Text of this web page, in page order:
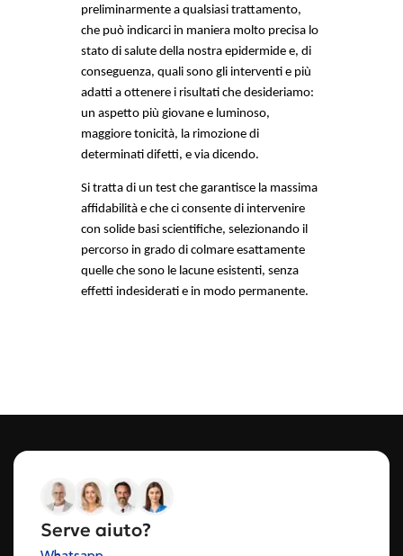
preliminarmente a qualsiasi trattamento,
che può indicarci in maniera molto precisa lo
stato di salute della nostra epidermide e, di
conseguenza, quali sono gli interventi e più
adatti a ottenere i risultati che desideriamo:
un aspetto più giovane e luminoso,
maggiore tonicità, la rimozione di
determinati difetti, e via dicendo.
Si tratta di un test che garantisce la massima
affidabilità e che ci consente di intervenire
con solide basi scientifiche, selezionando il
percorso in grado di colmare esattamente
quelle che sono le lacune esistenti, senza
effetti indesiderati e in modo permanente.
Serve aiuto?